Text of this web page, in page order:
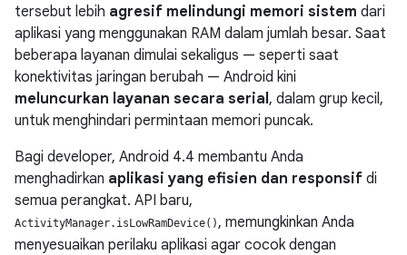
tersebut lebih agresif melindungi memori sistem dari
aplikasi yang menggunakan RAM dalam jumlah besar. Saat
beberapa layanan dimulai sekaligus — seperti saat
konektivitas jaringan berubah — Android kini
meluncurkan layanan secara serial , dalam grup kecil,
untuk menghindari permintaan memori puncak.
Bagi developer, Android 4.4 membantu Anda
menghadirkan aplikasi yang efisien dan responsif di
semua perangkat. API baru,
ActivityManager.isLowRamDevice() , memungkinkan Anda
menyesuaikan perilaku aplikasi agar cocok dengan